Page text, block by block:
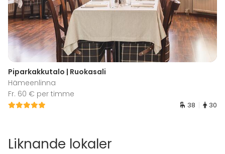
Piparkakkutalo | Ruokasali
Hämeenlinna
Fr. 60 € per timme
38 30
Liknande lokaler